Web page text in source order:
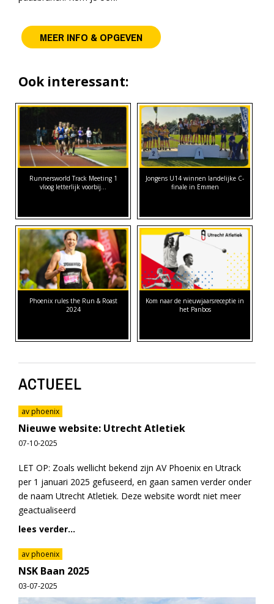
MEER INFO & OPGEVEN
Ook interessant:
Runnersworld Track Meeting 1
vloog letterlijk voorbij...
Jongens U14 winnen landelijke C-
finale in Emmen
Phoenix rules the Run & Roast
2024
Kom naar de nieuwjaarsreceptie in
het Panbos
ACTUEEL
av phoenix
Nieuwe website: Utrecht Atletiek
07-10-2025
LET OP: Zoals wellicht bekend zijn AV Phoenix en Utrack
per 1 januari 2025 gefuseerd, en gaan samen verder onder
de naam Utrecht Atletiek. Deze website wordt niet meer
geactualiseerd
lees verder...
av phoenix
NSK Baan 2025
03-07-2025